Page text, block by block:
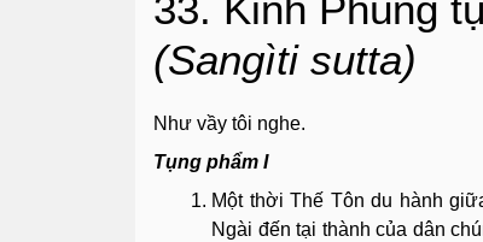
(Sangìti sutta)
Như vầy tôi nghe.
Tụng phẩm I
Một thời Thế Tôn du hành
Ngài đến tại thành của dân